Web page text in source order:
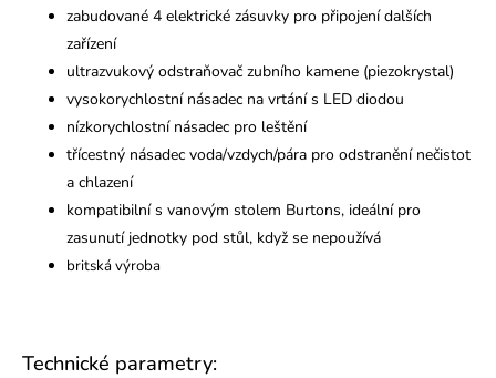
zabudované 4 elektrické zásuvky pro připojení dalších
zařízení
ultrazvukový odstraňovač zubního kamene (piezokrystal)
vysokorychlostní násadec na vrtání s LED diodou
nízkorychlostní násadec pro leštění
třícestný násadec voda/vzdych/pára pro odstranění nečistot
a chlazení
kompatibilní s vanovým stolem Burtons, ideální pro
zasunutí jednotky pod stůl, když se nepoužívá
britská výroba
Technické parametry: